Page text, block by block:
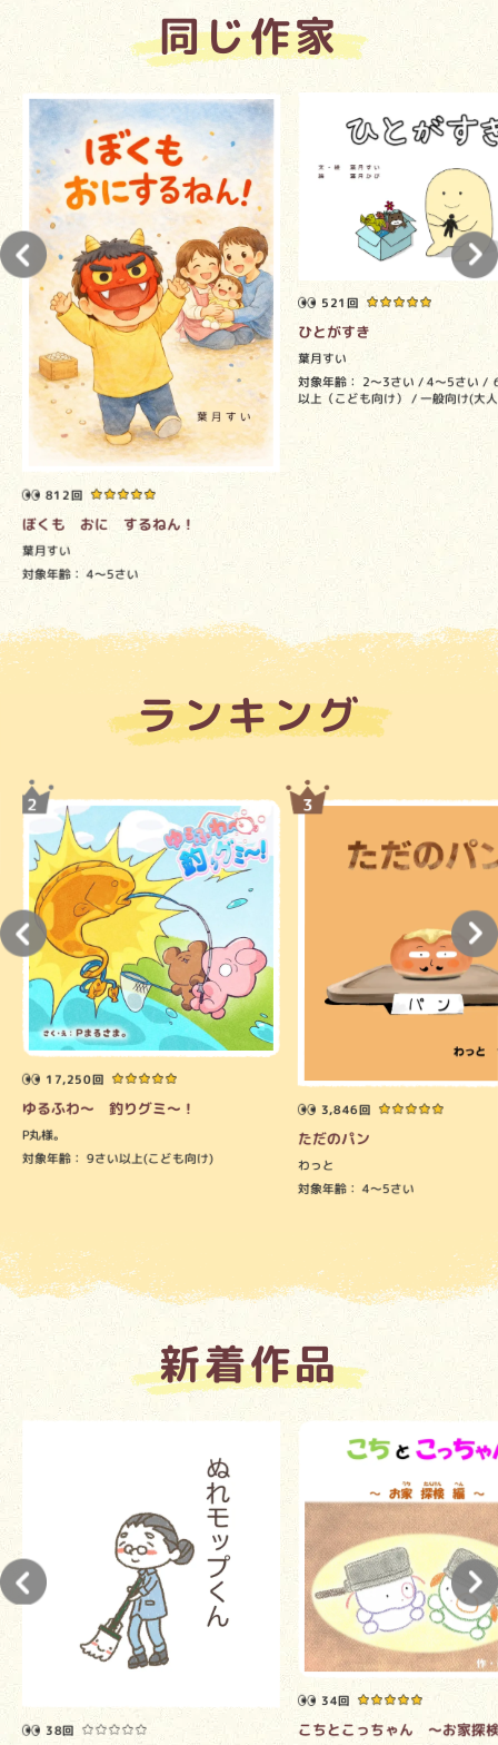
同じ作家
812回
ぼくも おに するねん！
葉月すい
対象年齢：4～5さい
521回
ひとがすき
葉月すい
対象年齢： 2～3さい 4～5さい
以上（こども向け） 一般向け(大
ランキング
17,250回
ゆるふわ～ 釣りグミ～！
P丸様。
対象年齢： 9さい以上(こども向け)
3,846回
ただのパン
わっと
対象年齢：4～5さい
新着作品
38回
34回
こちとこっちゃん ～お家探